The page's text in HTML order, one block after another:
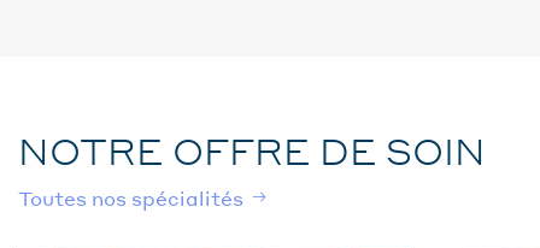
NOTRE OFFRE DE SOIN
Toutes nos spécialités